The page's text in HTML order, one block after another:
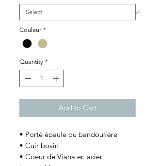
Couleur *
Quantity *
Add to Cart
• Porté épaule ou bandoulière
• Cuir bovin
• Coeur de Viana en acier